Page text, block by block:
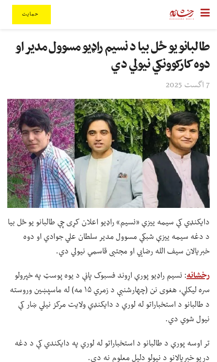
حمایت
طالبانو یو ځل بیا د نسیم راډیو مسوول مدیر او
دوه کارکوونکي نیولي دي
7 اگست 2025
دایکنډي کې سیمه ییزې «نسیم» راډیو اعلان کړی چې طالبانو یو ځل بیا
د دغه سیمه ییزې شبکې مسوول مدیر سلطان علي جوادي او دوه
خبریالان سیف الله رضايي او مجتبی قاسمي نیولي دي.
رخشانه: نسیم راډیو پورې اړوند فسبوک پاڼې د یوه پوسټ په خپرولو
سره لیکلي، هغوی نن (چهارشنبې د زمري ۱۵ مه) له ماسپښین وروسته
د طالبانو د استخباراتو له لوري د دایکنډي ولایت مرکز نیلي ښار کې
نیول شوي دي.
تر اوسه پورې د طالبانو د استخباراتو له لوري په دایکندي کې د دغه
دریو خبریالانو د نیولو دلیل معلوم نه دی.